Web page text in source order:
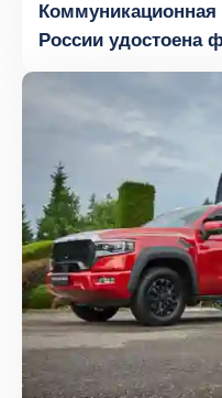
Коммуникационная
России удостоена
«Брендинг года